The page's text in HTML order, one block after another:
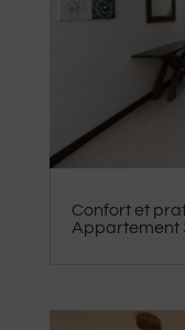
Confort et
Appartement